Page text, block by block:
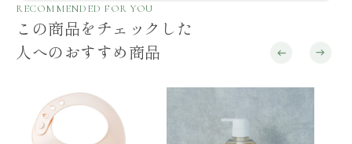
RECOMMENDED FOR YOU
この商品をチェックした
人へのおすすめ商品